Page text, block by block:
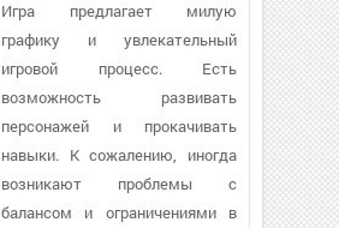
Игра предлагает милую
графику и увлекательный
игровой процесс. Есть
возможность развивать
персонажей и прокачивать
навыки. К сожалению, иногда
возникают проблемы с
балансом и ограничениями в